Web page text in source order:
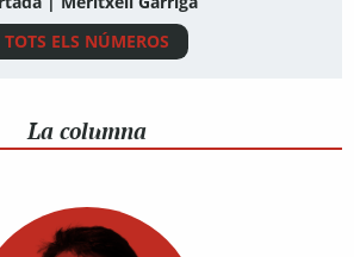
TOTS ELS NÚMEROS
La columna